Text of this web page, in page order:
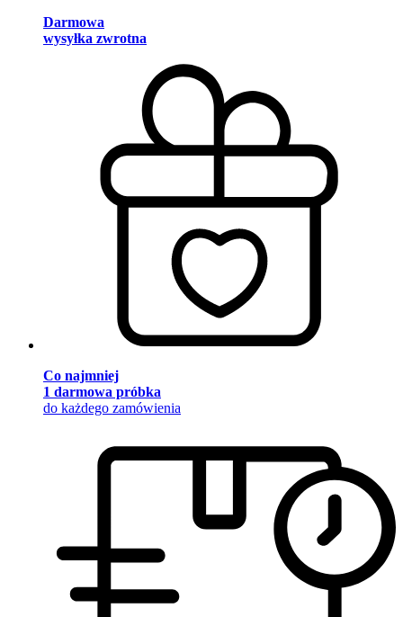
Darmowa
wysyłka zwrotna
Co najmniej
1 darmowa próbka
do każdego zamówienia